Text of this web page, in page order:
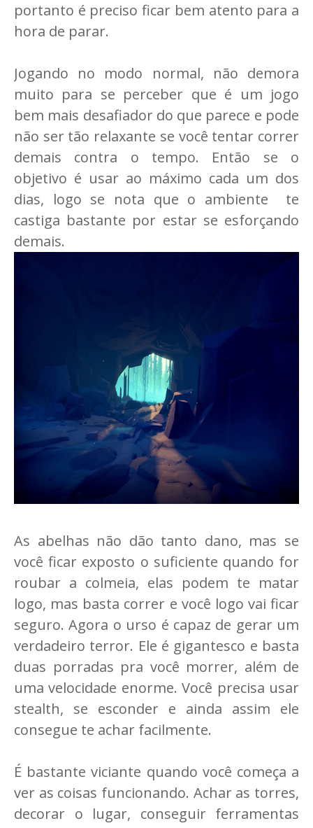
portanto é preciso ficar bem atento para a
hora de parar.
Jogando no modo normal, não demora
muito para se perceber que é um jogo
bem mais desafiador do que parece e pode
não ser tão relaxante se você tentar correr
demais contra o tempo. Então se o
objetivo é usar ao máximo cada um dos
dias, logo se nota que o ambiente te
castiga bastante por estar se esforçando
demais.
As abelhas não dão tanto dano, mas se
você ficar exposto o suficiente quando for
roubar a colmeia, elas podem te matar
logo, mas basta correr e você logo vai ficar
seguro. Agora o urso é capaz de gerar um
verdadeiro terror. Ele é gigantesco e basta
duas porradas pra você morrer, além de
uma velocidade enorme. Você precisa usar
stealth, se esconder e ainda assim ele
consegue te achar facilmente.
É bastante viciante quando você começa a
ver as coisas funcionando. Achar as torres,
decorar o lugar, conseguir ferramentas